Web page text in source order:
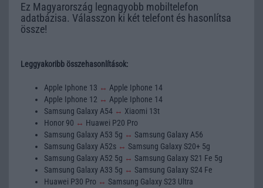
Ez Magyarország legnagyobb mobiltelefon
adatbázisa. Válasszon ki két telefont és hasonlítsa
össze!
Leggyakoribb összehasonlítások:
Apple Iphone 13 ↔ Apple Iphone 14
Apple Iphone 12 ↔ Apple Iphone 14
Samsung Galaxy A54 ↔ Xiaomi 13t
Honor 90 ↔ Huawei P20 Pro
Samsung Galaxy A53 5g ↔ Samsung Galaxy A56
Samsung Galaxy A52s ↔ Samsung Galaxy S20+ 5g
Samsung Galaxy A52 5g ↔ Samsung Galaxy S21 Fe 5g
Samsung Galaxy A33 5g ↔ Samsung Galaxy S24 Fe
Huawei P30 Pro ↔ Samsung Galaxy S23 Ultra